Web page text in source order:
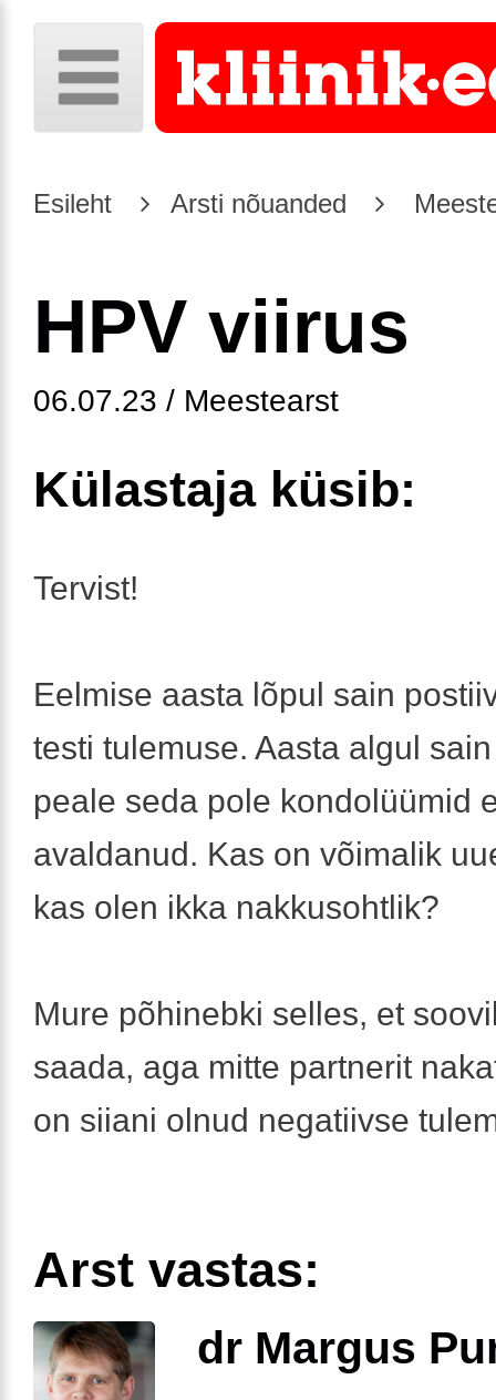
Esileht Arsti nõuanded
HPV viirus
06.07.23 / Meestearst
Külastaja küsib:
Tervist!
Eelmise aasta lõpul sain
testi tulemuse. Aasta algul
peale seda pole kondolüümid
avaldanud. Kas on võimalik
kas olen ikka nakkusohtlik?
Mure põhinebki selles, et
saada, aga mitte partnerit
on siiani olnud negatiivse
Arst vastas:
dr Margus